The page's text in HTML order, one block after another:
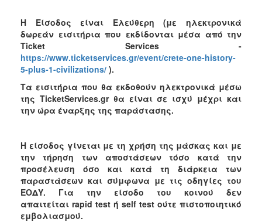
Η Είσοδος είναι Ελεύθερη (με ηλεκτρονικά
δωρεάν εισιτήρια που εκδίδονται μέσα από την
Ticket Services -
https://www.ticketservices.gr/event/crete-one-history-
5-plus-1-civilizations/ ).
Τα εισιτήρια που θα εκδοθούν ηλεκτρονικά μέσω
της TicketServices.gr θα είναι σε ισχύ μέχρι και
την ώρα έναρξης της παράστασης.
Η είσοδος γίνεται με τη χρήση της μάσκας και με
την τήρηση των αποστάσεων τόσο κατά την
προσέλευση όσο και κατά τη διάρκεια των
παραστάσεων και σύμφωνα με τις οδηγίες του
ΕΟΔΥ. Για την είσοδο του κοινού δεν
απαιτείται rapid test ή self test ούτε πιστοποιητικό
εμβολιασμού.